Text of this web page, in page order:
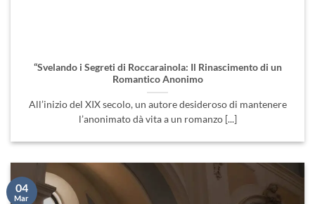
“Svelando i Segreti di Roccarainola: Il Rinascimento di un
Romantico Anonimo
All’inizio del XIX secolo, un autore desideroso di mantenere
l’anonimato dà vita a un romanzo [...]
04
Mar